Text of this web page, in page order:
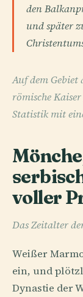
den
und später
Auf dem Gebiet
römische
Statistik mit
voller
Das Zeitalter
Weißer
ein, und
Dynastie der